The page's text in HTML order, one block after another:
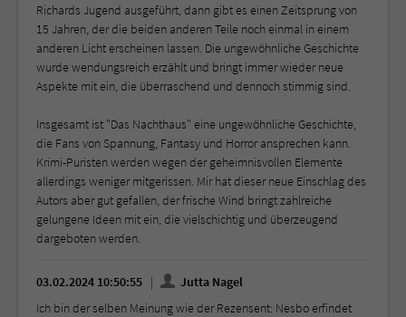
Richards Jugend ausgeführt, dann gibt es einen Zeitsprung von
15 Jahren, der die beiden anderen Teile noch einmal in einem
anderen Licht erscheinen lassen. Die ungewöhnliche Geschichte
wurde wendungsreich erzählt und bringt immer wieder neue
Aspekte mit ein, die überraschend und dennoch stimmig sind.
Insgesamt ist "Das Nachthaus" eine ungewöhnliche Geschichte,
die Fans von Spannung, Fantasy und Horror ansprechen kann.
Krimi-Puristen werden wegen der geheimnisvollen Elemente
allerdings weniger mitgerissen. Mir hat dieser neue Einschlag des
Autors aber gut gefallen, der frische Wind bringt zahlreiche
gelungene Ideen mit ein, die vielschichtig und überzeugend
dargeboten werden.
03.02.2024 10:50:55
Jutta Nagel
Ich bin der selben Meinung wie der Rezensent: Nesbo erfindet